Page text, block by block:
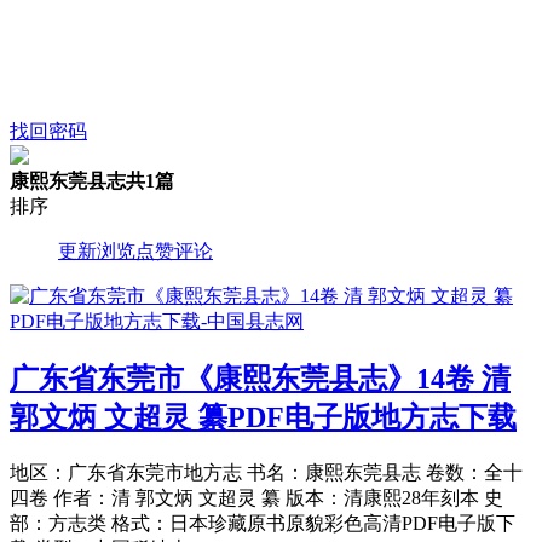
找回密码
康熙东莞县志共1篇
排序
更新浏览点赞评论
广东省东莞市《康熙东莞县志》14卷 清
郭文炳 文超灵 纂PDF电子版地方志下载
地区：广东省东莞市地方志 书名：康熙东莞县志 卷数：全十
四卷 作者：清 郭文炳 文超灵 纂 版本：清康熙28年刻本 史
部：方志类 格式：日本珍藏原书原貌彩色高清PDF电子版下